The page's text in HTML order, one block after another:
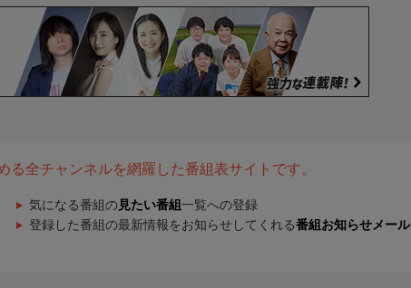
る全チャンネルを網羅した番組表サイトです。
気になる番組の 見たい番組 一覧への登録
登録した番組の最新情報をお知らせしてくれる番組お知らせメール